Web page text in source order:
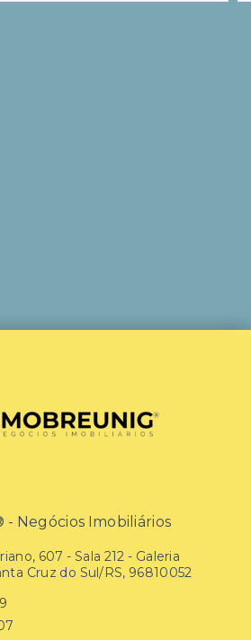
- Negócios Imobiliários
607 - Sala 212 - Galeria
Cruz do Sul/RS, 96810052